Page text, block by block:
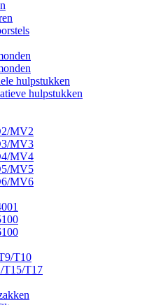
hulpstukken
hulpstukken
MV2
MV3
MV4
MV5
MV6
T10
T15/T17